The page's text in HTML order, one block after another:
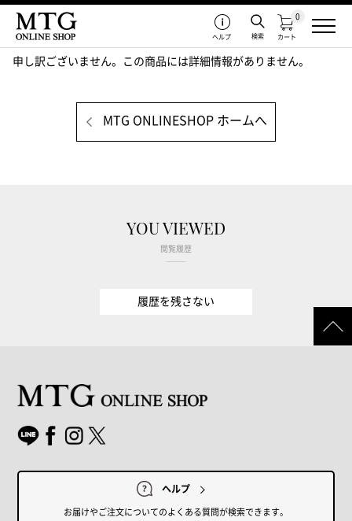
カート
0
検索
ヘルプ
申し訳ございません。この商品には詳細情報がありません。
MTG ONLINESHOP ホームへ
YOU VIEWED
閲覧履歴
履歴を残さない
ヘルプ
お届けやご注文についてのよくある質問が検索できます。